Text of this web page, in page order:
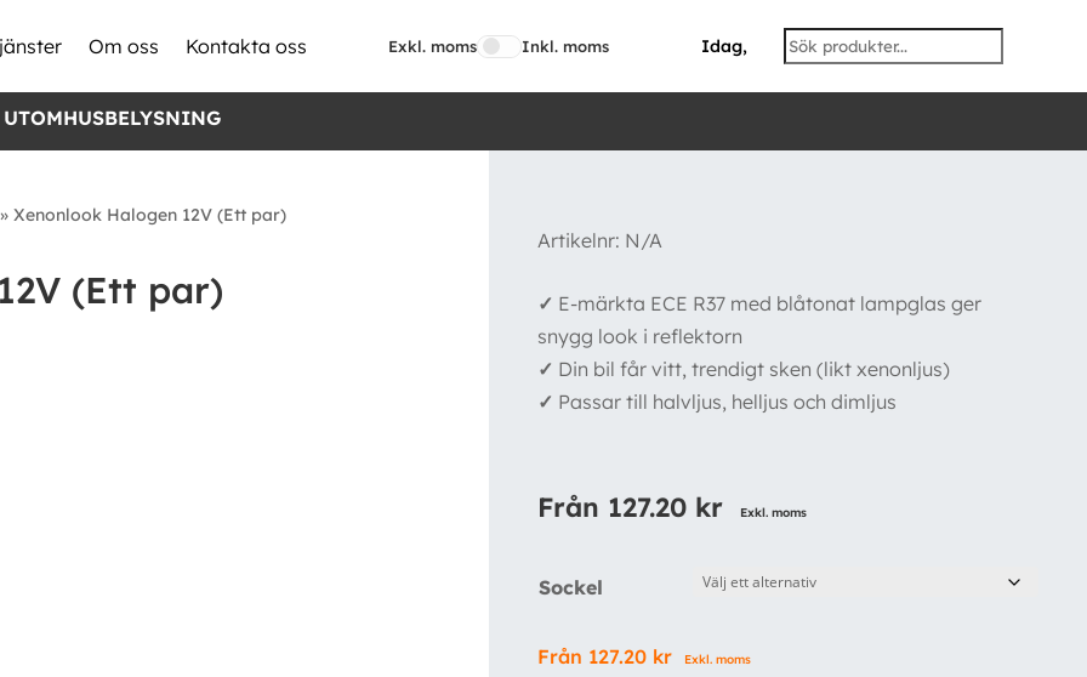
Om oss Kontakta oss Exkl. moms Inkl. moms Idag,
» Xenonlook Halogen 12V (Ett par)
(Ett par)
Artikelnr: N/A
✓ E-märkta ECE R37 med blåtonat lampglas ger
snygg look i reflektorn
✓ Din bil får vitt, trendigt sken (likt xenonljus)
✓ Passar till halvljus, helljus och dimljus
Från 127.20 kr Exkl. moms
Sockel
Från 127.20 kr Exkl. moms